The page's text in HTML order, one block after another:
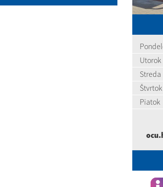
Utorok
Streda
Štvrtok
Piatok